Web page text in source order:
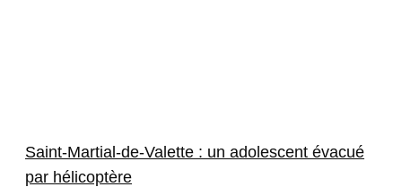
Saint-Martial-de-Valette : un adolescent évacué
par hélicoptère